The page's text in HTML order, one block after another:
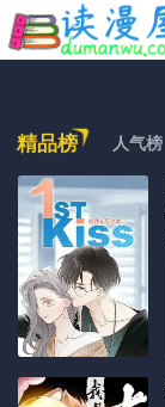
精品榜 人气榜